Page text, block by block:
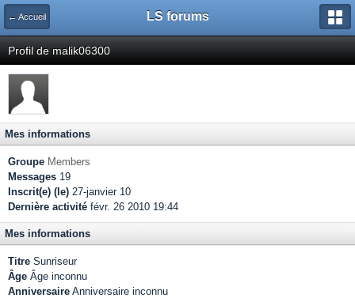
← Accueil LS forums
Profil de malik06300
Mes informations
Groupe Members
Messages 19
Inscrit(e) (le) 27-janvier 10
Dernière activité févr. 26 2010 19:44
Mes informations
Titre Sunriseur
Âge Âge inconnu
Anniversaire Anniversaire inconnu